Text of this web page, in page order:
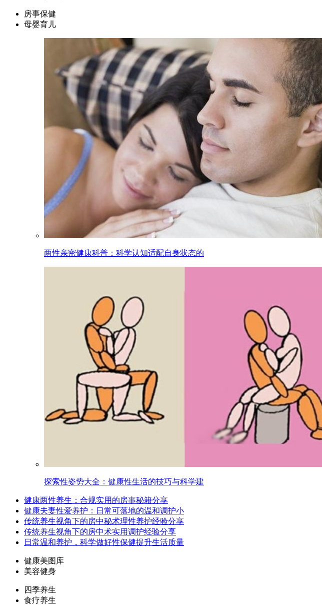
房事保健
母婴育儿
两性亲密健康科普：科学认知适配自身状态的
探索性姿势大全：健康性生活的技巧与科学建
健康两性养生：合规实用的房事秘籍分享
健康夫妻性爱养护：日常可落地的温和调护小
传统养生视角下的房中秘术理性养护经验分享
传统养生视角下的房中术实用调护经验分享
日常温和养护，科学做好性保健提升生活质量
健康美图库
美容健身
四季养生
食疗养生